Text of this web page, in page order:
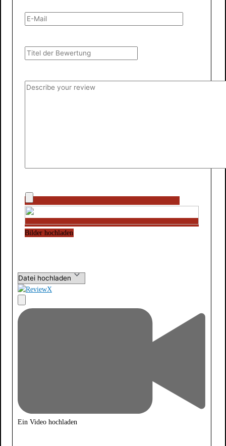
Bilder hochladen
Ein Video hochladen